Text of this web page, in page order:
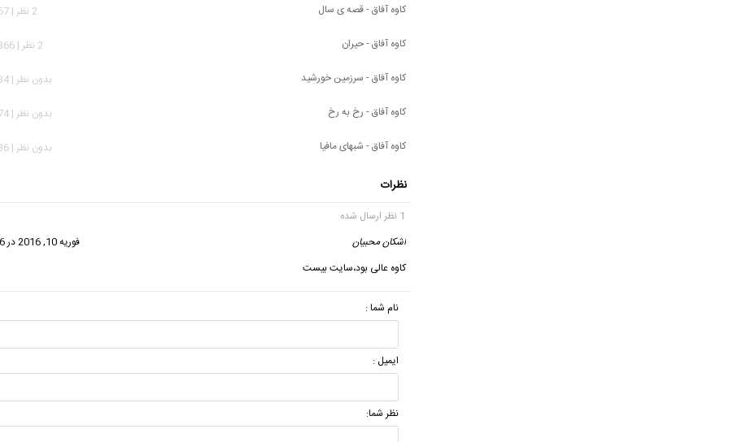
کاوه آفاق - قصه ی سال
2 نظر | 6,667 بازدید
کاوه آفاق - حیران
2 نظر | 28,366 بازدید
کاوه آفاق - سرزمین خورشید
بدون نظر | 1,634 بازدید
کاوه آفاق - رخ به رخ
بدون نظر | 1,974 بازدید
کاوه آفاق - شبهای مافیا
بدون نظر | 2,936 بازدید
نظرات
1 نظر ارسال شده
اشکان محبیان
فوریه 10, 2016 در 12:26 ب.ظ
کاوه عالی بود،سایت بیست
نام شما :
ایمیل :
نظر شما: